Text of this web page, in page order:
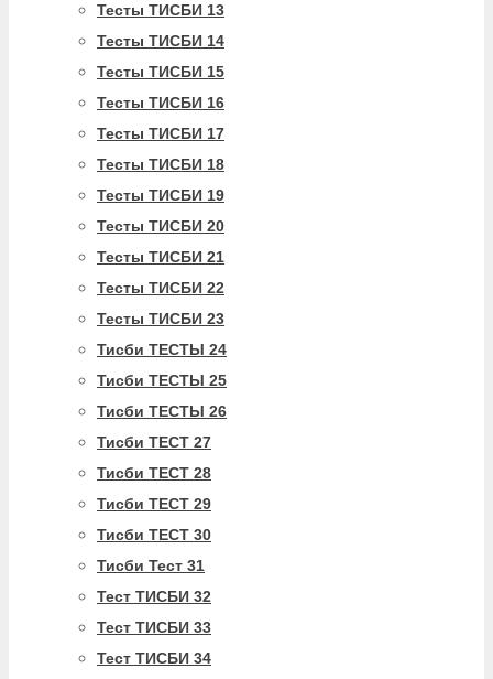
Тесты ТИСБИ 13
Тесты ТИСБИ 14
Тесты ТИСБИ 15
Тесты ТИСБИ 16
Тесты ТИСБИ 17
Тесты ТИСБИ 18
Тесты ТИСБИ 19
Тесты ТИСБИ 20
Тесты ТИСБИ 21
Тесты ТИСБИ 22
Тесты ТИСБИ 23
Тисби ТЕСТЫ 24
Тисби ТЕСТЫ 25
Тисби ТЕСТЫ 26
Тисби ТЕСТ 27
Тисби ТЕСТ 28
Тисби ТЕСТ 29
Тисби ТЕСТ 30
Тисби Тест 31
Тест ТИСБИ 32
Тест ТИСБИ 33
Тест ТИСБИ 34